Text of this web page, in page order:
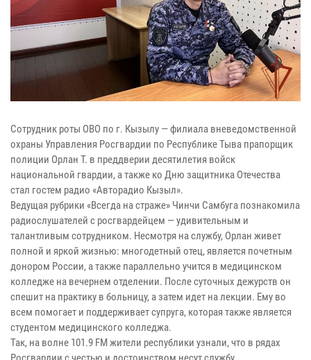
Сотрудник роты ОВО по г. Кызылу — филиала вневедомственной
охраны Управления Росгвардии по Республике Тыва прапорщик
полиции Орлан Т. в преддверии десятилетия войск
национальной гвардии, а также ко Дню защитника Отечества
стал гостем радио «Авторадио Кызыл».
Ведущая рубрики «Всегда на страже» Чинчи Самбуга познакомила
радиослушателей с росгвардейцем — удивительным и
талантливым сотрудником. Несмотря на службу, Орлан живет
полной и яркой жизнью: многодетный отец, является почетным
донором России, а также параллельно учится в медицинском
колледже на вечернем отделении. После суточных дежурств он
спешит на практику в больницу, а затем идет на лекции. Ему во
всем помогает и поддерживает супруга, которая также является
студентом медицинского колледжа.
Так, на волне 101.9 FM жители республики узнали, что в рядах